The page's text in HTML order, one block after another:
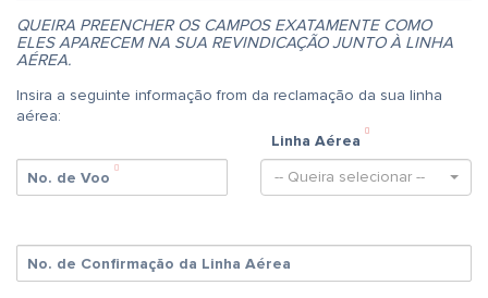
QUEIRA PREENCHER OS CAMPOS EXATAMENTE COMO
ELES APARECEM NA SUA REVINDICAÇÃO JUNTO À LINHA
AÉREA.
Insira a seguinte informação from da reclamação da sua linha
aérea:
No. de Voo -- Queira selecionar --
Linha Aérea
No. de Confirmação da Linha Aérea